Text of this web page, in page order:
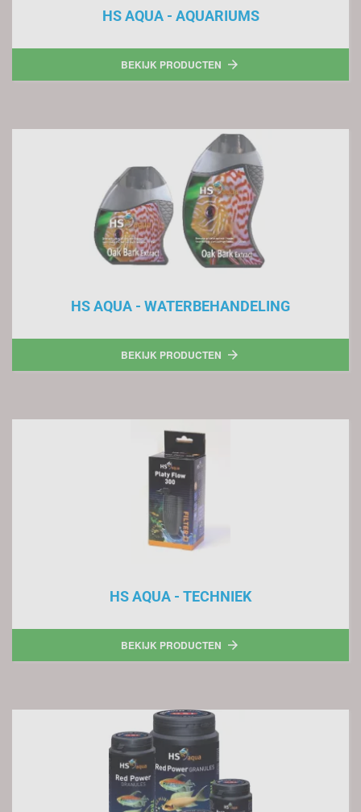
HS AQUA - AQUARIUMS
BEKIJK PRODUCTEN 
HS AQUA - WATERBEHANDELING
BEKIJK PRODUCTEN 
HS AQUA - TECHNIEK
BEKIJK PRODUCTEN 